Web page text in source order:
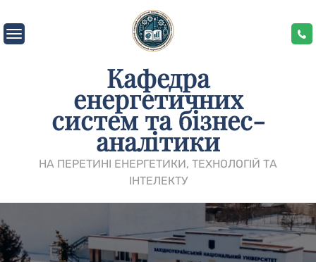
to
content
Кафедра
енергетичних
систем та бізнес-
аналітики
НА ПЕРЕТИНІ ЕНЕРГЕТИКИ, ТЕХНОЛОГІЙ ТА
ІНТЕЛЕКТУ